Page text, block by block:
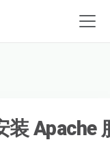
装 Apache